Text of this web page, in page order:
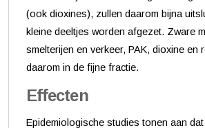
(ook dioxines), zullen daarom bijna
kleine deeltjes worden afgezet. Zware
smelterijen en verkeer, PAK, dioxine en
daarom in de fijne fractie.
Effecten
Epidemiologische studies tonen aan